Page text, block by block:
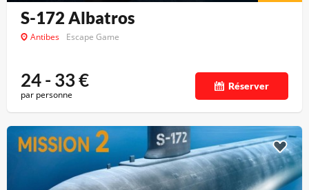
S-172 Albatros
Antibes Escape Game
24 - 33€
par personne
Réserver